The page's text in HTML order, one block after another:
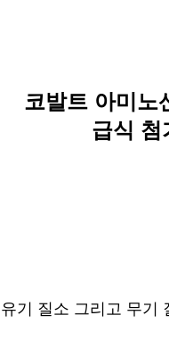
코발트 아미노
급식 첨
기 질소 그리고 무기